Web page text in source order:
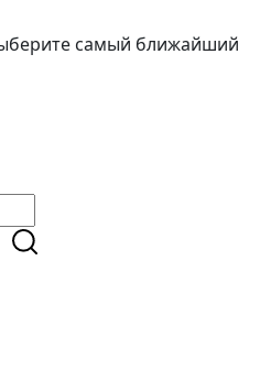
самый ближайший